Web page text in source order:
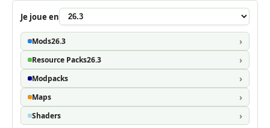
Je joue en
Mods26.3
Resource Packs26.3
Modpacks
Maps
Shaders